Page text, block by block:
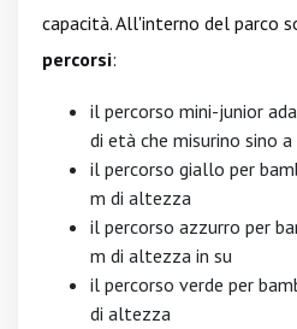
capacità. All'interno del parco
percorsi:
il percorso mini-junior
di età che misurino sino
il percorso giallo per
m di altezza
il percorso azzurro per
m di altezza in su
il percorso verde per
di altezza